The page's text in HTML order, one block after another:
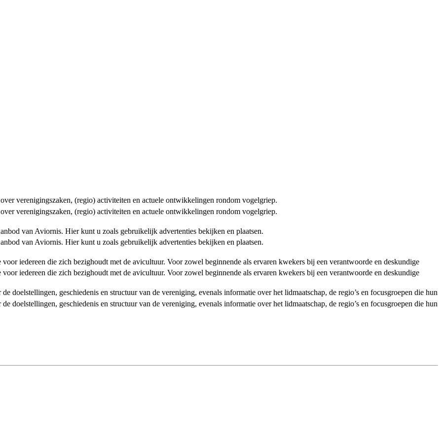
verenigingszaken, (regio) activiteiten en actuele ontwikkelingen rondom vogelgriep.
verenigingszaken, (regio) activiteiten en actuele ontwikkelingen rondom vogelgriep.
van Aviornis. Hier kunt u zoals gebruikelijk advertenties bekijken en plaatsen.
van Aviornis. Hier kunt u zoals gebruikelijk advertenties bekijken en plaatsen.
iedereen die zich bezighoudt met de avicultuur. Voor zowel beginnende als ervaren kwekers bij een verantwoorde en deskundige
iedereen die zich bezighoudt met de avicultuur. Voor zowel beginnende als ervaren kwekers bij een verantwoorde en deskundige
doelstellingen, geschiedenis en structuur van de vereniging, evenals informatie over het lidmaatschap, de regio’s en focusgroepen die hun
doelstellingen, geschiedenis en structuur van de vereniging, evenals informatie over het lidmaatschap, de regio’s en focusgroepen die hun